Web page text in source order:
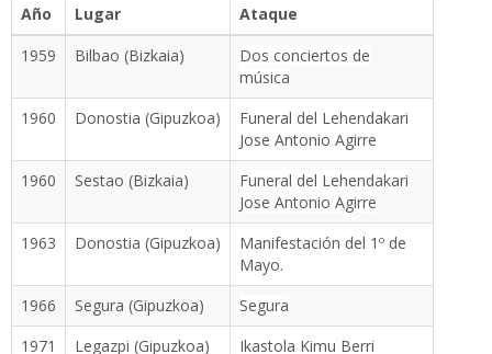
Año Lugar
Ataque
1959
Bilbao (Bizkaia)
Dos conciertos de
música
1960
Donostia (Gipuzkoa)
Funeral del Lehendakari
Jose Antonio Agirre
1960
Sestao (Bizkaia)
Funeral del Lehendakari
Jose Antonio Agirre
1963
Donostia (Gipuzkoa)
Manifestación del 1º de
Mayo.
1966
Segura (Gipuzkoa)
Segura
1971
Legazpi (Gipuzkoa)
Ikastola Kimu Berri